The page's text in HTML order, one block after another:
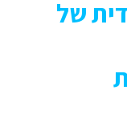
של